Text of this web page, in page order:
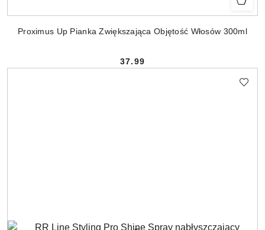
Proximus Up Pianka Zwiększająca Objętość Włosów 300ml
Cena:
37.99